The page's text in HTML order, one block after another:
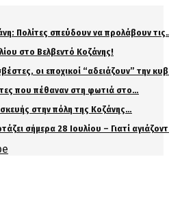
Πολίτες σπεύδουν να προλάβουν
στο Βελβεντό Κοζάνης!
οι εποχικοί “αδειάζουν” την
που πέθαναν στη φωτιά στο…
στην πόλη της Κοζάνης…
σήμερα 28 Ιουλίου – Γιατί